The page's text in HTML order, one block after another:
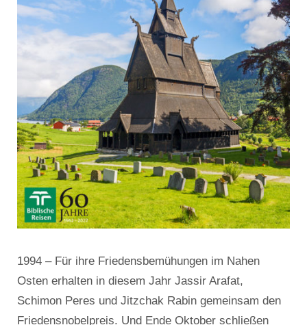
1994 – Für ihre Friedensbemühungen im Nahen
Osten erhalten in diesem Jahr Jassir Arafat,
Schimon Peres und Jitzchak Rabin gemeinsam den
Friedensnobelpreis. Und Ende Oktober schließen